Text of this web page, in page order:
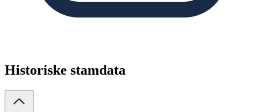
Historiske stamdata